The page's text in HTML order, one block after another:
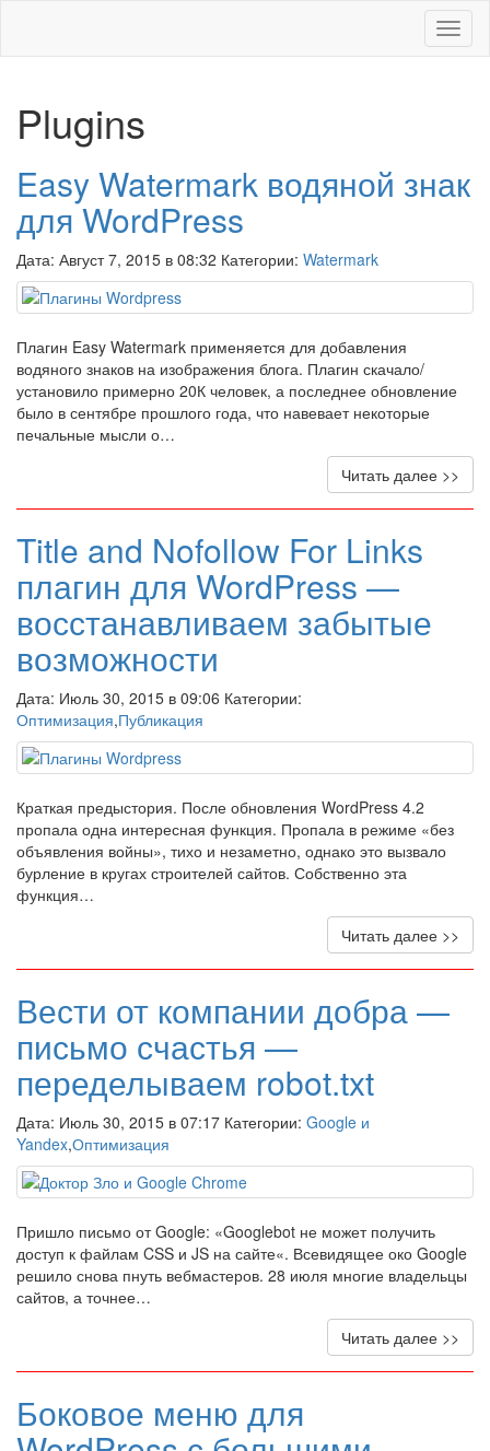
Меню
Plugins
Easy Watermark водяной знак
для WordPress
Дата: Август 7, 2015 в 08:32 Категории: Watermark
Плагин Easy Watermark применяется для добавления
водяного знаков на изображения блога. Плагин скачало/
установило примерно 20К человек, а последнее обновление
было в сентябре прошлого года, что навевает некоторые
печальные мысли о…
Читать далее >>
Title and Nofollow For Links
плагин для WordPress —
восстанавливаем забытые
возможности
Дата: Июль 30, 2015 в 09:06 Категории:
Оптимизация,Публикация
Краткая предыстория. После обновления WordPress 4.2
пропала одна интересная функция. Пропала в режиме «без
объявления войны», тихо и незаметно, однако это вызвало
бурление в кругах строителей сайтов. Собственно эта
функция…
Читать далее >>
Вести от компании добра —
письмо счастья —
переделываем robot.txt
Дата: Июль 30, 2015 в 07:17 Категории: Google и
Yandex,Оптимизация
Пришло письмо от Google: «Googlebot не может получить
доступ к файлам CSS и JS на сайте«. Всевидящее око Google
решило снова пнуть вебмастеров. 28 июля многие владельцы
сайтов, а точнее…
Читать далее >>
Боковое меню для